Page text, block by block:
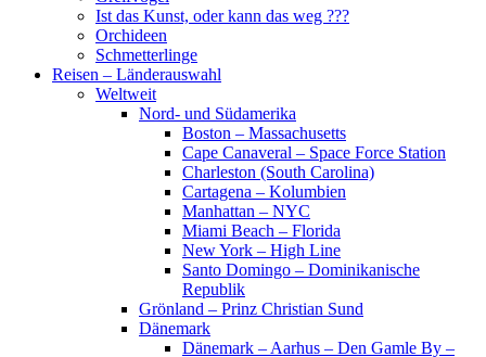
Ist das Kunst, oder kann das weg ???
Orchideen
Schmetterlinge
Reisen – Länderauswahl
Weltweit
Nord- und Südamerika
Boston – Massachusetts
Cape Canaveral – Space Force Station
Charleston (South Carolina)
Cartagena – Kolumbien
Manhattan – NYC
Miami Beach – Florida
New York – High Line
Santo Domingo – Dominikanische
Republik
Grönland – Prinz Christian Sund
Dänemark
Dänemark – Aarhus – Den Gamle By –